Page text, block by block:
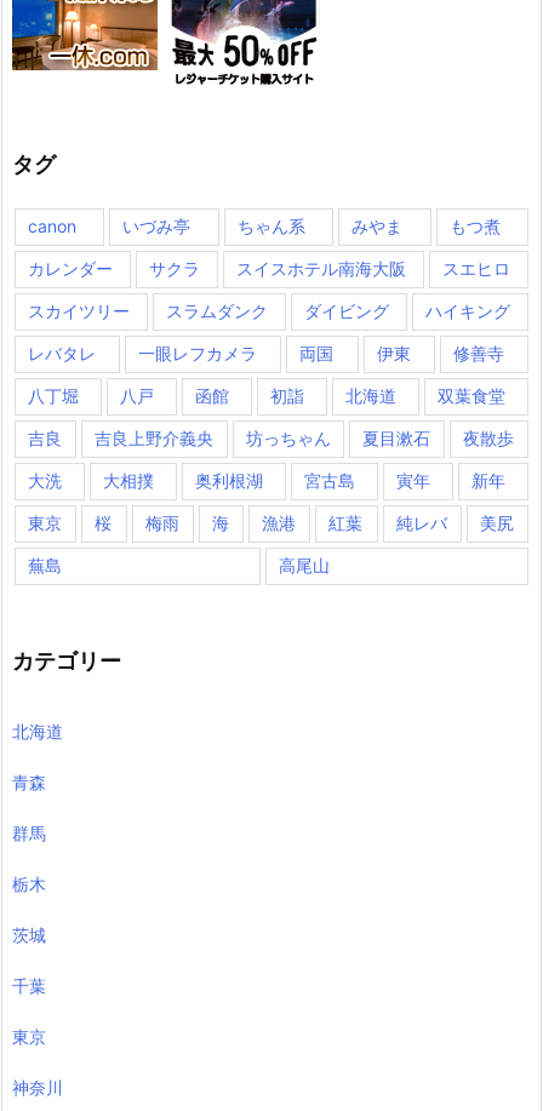
タグ
canon いづみ亭 ちゃん系 みやま もつ煮
カレンダー サクラ スイスホテル南海大阪 スエヒロ
スカイツリー スラムダンク ダイビング ハイキング
レバタレ 一眼レフカメラ 両国 伊東 修善寺
八丁堀 八戸 函館 初詣 北海道 双葉食堂
吉良 吉良上野介義央 坊っちゃん 夏目漱石 夜散歩
大洗 大相撲 奥利根湖 宮古島 寅年 新年
東京 桜 梅雨 海 漁港 紅葉 純レバ 美尻
蕪島 高尾山
カテゴリー
北海道
青森
群馬
栃木
茨城
千葉
東京
神奈川